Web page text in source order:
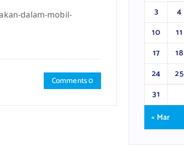
dalam-mobil-
Comments 0
3
4
10
11
17
18
24
25
31
« Mar